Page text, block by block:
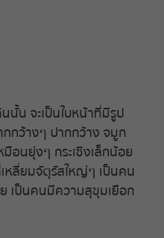
น จะเป็นใบหน้าที่มีรูป
กว้างๆ ปากกว้าง จมูก
อนยุ่งๆ กระเซิงเล็กน้อย
หลี่ยมจัตุรัสใหญ่ๆ เป็นคน
เป็นคนมีความสุขุมเยือก